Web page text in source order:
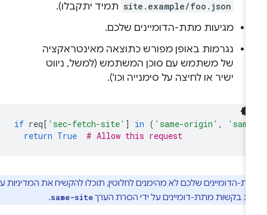
site.example/foo.json תמיד יתקבלו).
מגיעות מתת-הדומיינים שלכם.
נגרמות באופן מפורש כתוצאה מאינטראקציה
של משתמש עם סוכן המשתמש (למשל, ניווט
ישיר או לחיצה על סימנייה וכו').
if req['sec-fetch-site'] in ('same-origin' ,
return True # Allow this request
הדומיינים שלכם לא מהימנים לחלוטין, תוכלו להקשיח את המדיניות על
בקשות מתת-דומיינים על ידי הסרת הערךsame-site
.